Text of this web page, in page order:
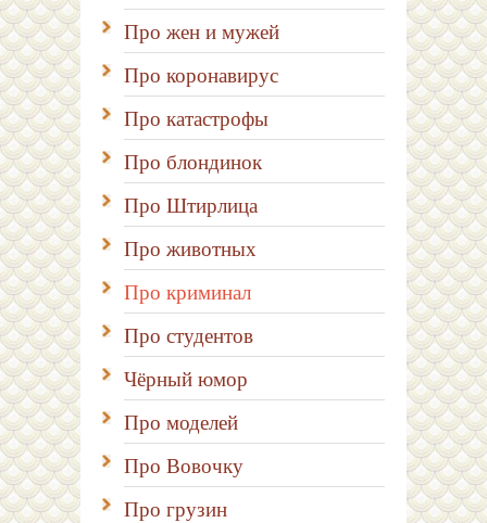
Про жен и мужей
Про коронавирус
Про катастрофы
Про блондинок
Про Штирлица
Про животных
Про криминал
Про студентов
Чёрный юмор
Про моделей
Про Вовочку
Про грузин